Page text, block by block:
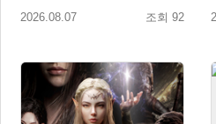
신’ 쇼케이스 찾은 배우 박지
2026.08.07 조회 92